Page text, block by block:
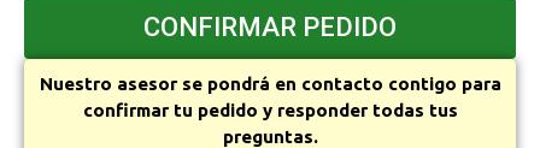
CONFIRMAR PEDIDO
Nuestro asesor se pondrá en contacto contigo para
confirmar tu pedido y responder todas tus
preguntas.